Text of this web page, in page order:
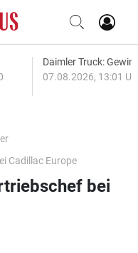
Daimler Truck:
07.08.2026, 13:01
Cadillac Europe
bei